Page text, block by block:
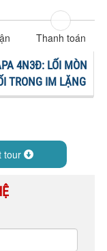
Thanh toán
4N3Đ: LỐI MÒN
TRONG IM LẶNG
tour